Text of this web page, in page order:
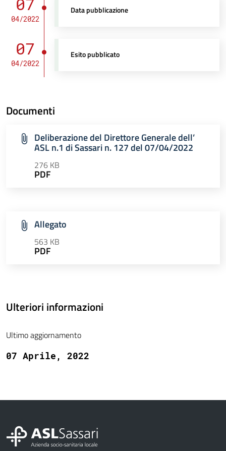
04/2022
Data pubblicazione
07
04/2022
Esito pubblicato
Documenti
Deliberazione del Direttore Generale dell’
ASL n.1 di Sassari n. 127 del 07/04/2022
276 KB
PDF
Allegato
563 KB
PDF
Ulteriori informazioni
Ultimo aggiornamento
07 Aprile, 2022